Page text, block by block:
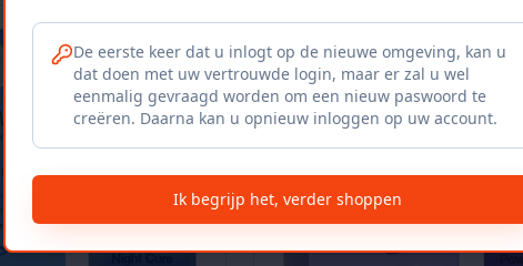
Vergelijk NIEUW
De eerste keer dat u inlogt op de nieuwe omgeving, kan u
dat doen met uw vertrouwde login, maar er zal u wel
eenmalig gevraagd worden om een nieuw paswoord te
creëren. Daarna kan u opnieuw inloggen op uw account.
Ik begrijp het, verder shoppen